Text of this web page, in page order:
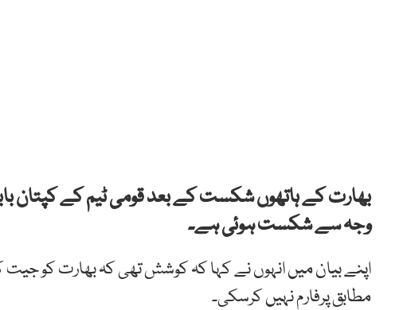
بھارت کے ہاتھوں شکست کے بعد قومی ٹیم کے کپتان
وجہ سے شکست ہوئی ہے۔
اپنے بیان میں انہوں نے کہا کہ کوشش تھی کہ بھارت کو جیت
مطابق پرفارم نہیں کرسکی۔